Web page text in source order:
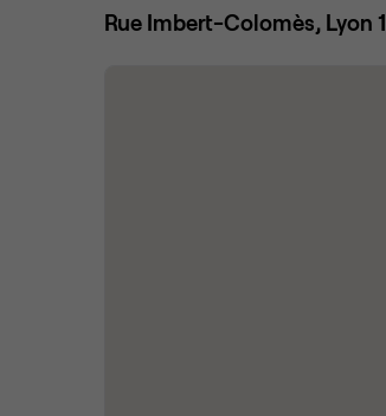
Rue Imbert-Colomès, Lyon 1